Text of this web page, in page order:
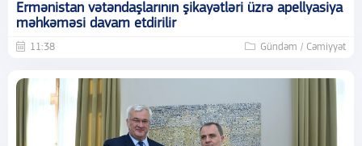
Ermənistan vətəndaşlarının şikayətləri üzrə apellyasiya
məhkəməsi davam etdirilir
11:38 Gündəm / Cəmiyyət